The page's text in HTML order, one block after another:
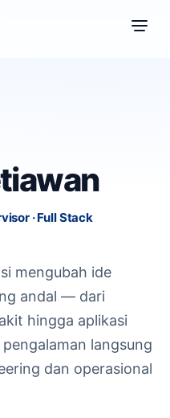
· Full Stack
mengubah ide
andal — dari
hingga aplikasi
langsung
dan operasional